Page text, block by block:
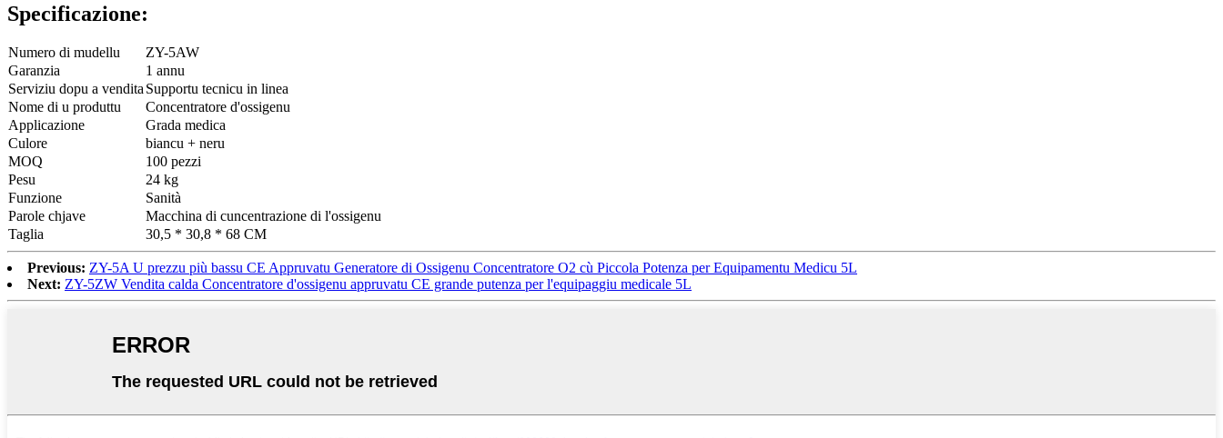
Specificazione:
Numero di mudellu
ZY-5AW
Garanzia
1 annu
Serviziu dopu a venditaSupportu tecnicu in linea
Nome di u produttu
Concentratore d'ossigenu
Applicazione
Grada medica
Culore
biancu + neru
MOQ
100 pezzi
Pesu
24 kg
Funzione
Sanità
Parole chjave
Macchina di cuncentrazione di l'ossigenu
Taglia
30,5 * 30,8 * 68 CM
Previous: ZY-5A U prezzu più bassu CE Appruvatu Generatore di Ossigenu Concentratore O2 cù Piccola Potenza per Equipamentu Medicu 5L
Next: ZY-5ZW Vendita calda Concentratore d'ossigenu appruvatu CE grande putenza per l'equipaggiu medicale 5L